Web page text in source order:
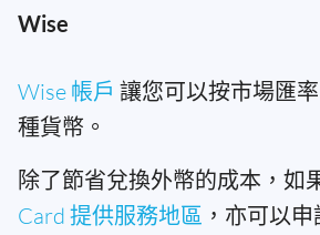
Wise
Wise 帳戶 讓您可以按市場匯
種貨幣。
除了節省兌換外幣的成本，如
Card 提供服務地區 ，亦可以